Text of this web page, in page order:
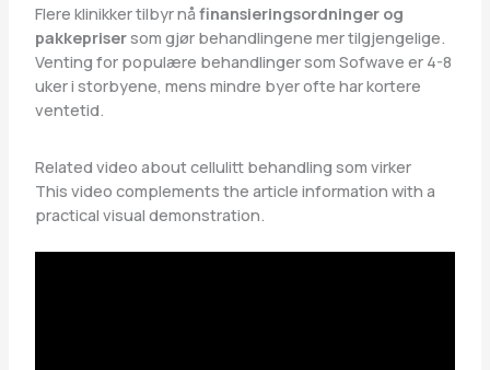
Flere klinikker tilbyr nå finansieringsordninger og
pakkeprisersom gjør behandlingene mer tilgjengelige.
Venting for populære behandlinger som Sofwave er 4-8
uker i storbyene, mens mindre byer ofte har kortere
ventetid.
Related video about cellulitt behandling som virker
This video complements the article information with a
practical visual demonstration.